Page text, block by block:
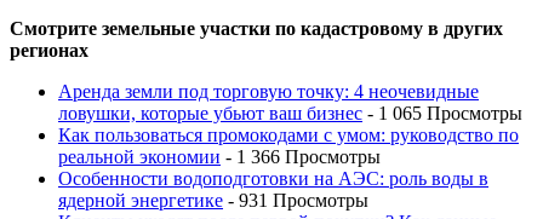
Смотрите земельные участки по кадастровому в других
регионах
Аренда земли под торговую точку: 4 неочевидные
ловушки, которые убьют ваш бизнес - 1 065 Просмотры
Как пользоваться промокодами с умом: руководство по
реальной экономии - 1 366 Просмотры
Особенности водоподготовки на АЭС: роль воды в
ядерной энергетике - 931 Просмотры